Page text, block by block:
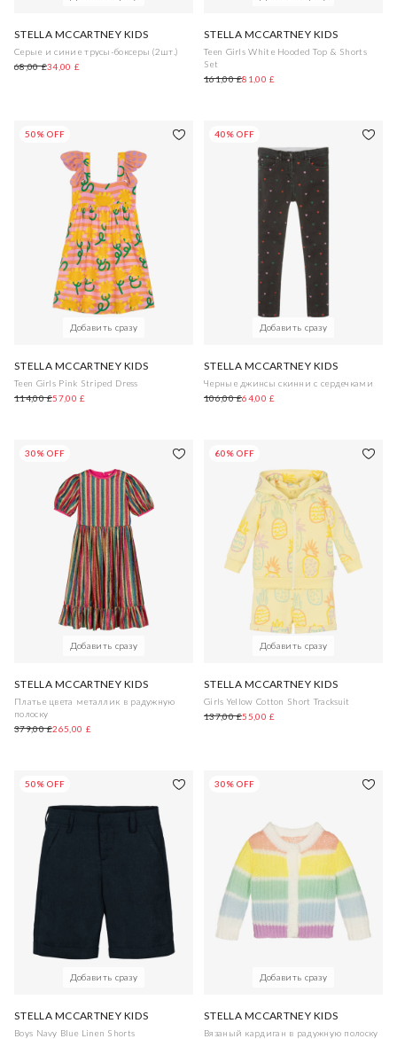
STELLA MCCARTNEY KIDS
Серые и синие трусы-боксеры (2шт.)
68,00 £34,00 £
STELLA MCCARTNEY KIDS
Teen Girls White Hooded Top & Shorts
Set
161,00 £81,00 £
50% OFF
Добавить сразу
STELLA MCCARTNEY KIDS
Teen Girls Pink Striped Dress
114,00 £57,00 £
40% OFF
Добавить сразу
STELLA MCCARTNEY KIDS
Черные джинсы скинни с сердечками
106,00 £64,00 £
30% OFF
Добавить сразу
STELLA MCCARTNEY KIDS
Платье цвета металлик в радужную
полоску
379,00 £265,00 £
60% OFF
Добавить сразу
STELLA MCCARTNEY KIDS
Girls Yellow Cotton Short Tracksuit
137,00 £55,00 £
50% OFF
Добавить сразу
STELLA MCCARTNEY KIDS
Boys Navy Blue Linen Shorts
30% OFF
Добавить сразу
STELLA MCCARTNEY KIDS
Вязаный кардиган в радужную полоску